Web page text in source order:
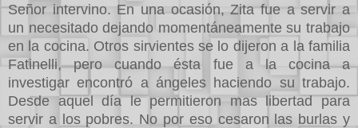
Señor intervino. En una ocasión, Zita fue a servir a
un necesitado dejando momentáneamente su trabajo
en la cocina. Otros sirvientes se lo dijeron a la familia
Fatinelli, pero cuando ésta fue a la cocina a
investigar encontró a ángeles haciendo su trabajo.
Desde aquel día le permitieron mas libertad para
servir a los pobres. No por eso cesaron las burlas y